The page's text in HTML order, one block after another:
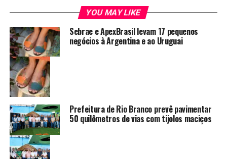
YOU MAY LIKE
Sebrae e ApexBrasil levam 17 pequenos
negócios à Argentina e ao Uruguai
Prefeitura de Rio Branco prevê pavimentar
50 quilômetros de vias com tijolos maciços